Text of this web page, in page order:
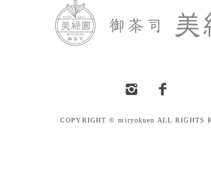
COPYRIGHT © miryokuen ALL RIGHTS